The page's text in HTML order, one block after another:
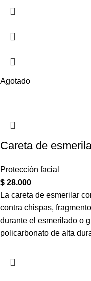
Agotado
Careta de
Protección facial
$ 28.000
La careta de esmerilar
contra chispas,
durante el esmerilado o
policarbonato de alta